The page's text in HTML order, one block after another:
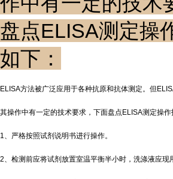
盘点ELISA测定操
如下：
ELISA方法被广泛应用于各种抗原和抗体测定。但
其操作中有一定的技术要求，下面盘点ELISA测定操作
1、严格按照试剂说明书进行操作。
2、检测前应将试剂放置室温平衡半小时，洗涤液应现